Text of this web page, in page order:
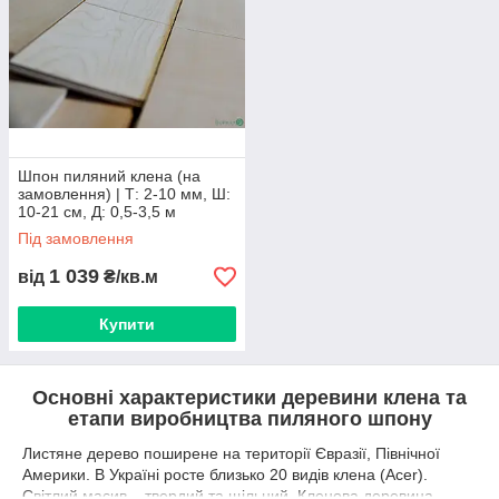
беремо в роботу, залежить від товщини та породи. Орієнтовні
терміни виготовлення – 10 робочих днів. Про вартість
пиломатеріалів на замовлення та способи оплати розкажуть
менеджери.
Ми пропонуємо купити ламель клена зі складу із
компаніями, зручними для замовника.
Пиляна ламель із клена відвантажується після 100%
оплати.
Точні розміри пачок надасть менеджер за запитом.
Шпон пиляний клена (на
замовлення) | Т: 2-10 мм, Ш:
10-21 см, Д: 0,5-3,5 м
Під замовлення
від 1 039 ₴/кв.м
Купити
Основні характеристики деревини клена та
етапи виробництва пиляного шпону
Листяне дерево поширене на території Євразії, Північної
Америки. В Україні росте близько 20 видів клена (Acer).
Світлий масив – твердий та щільний. Кленова деревина